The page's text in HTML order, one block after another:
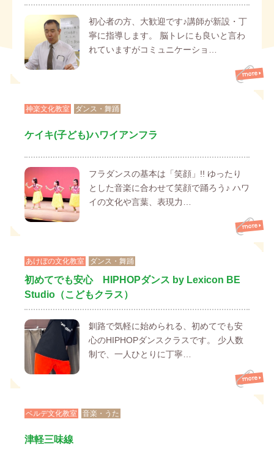
初心者の方、大歓迎です♪講師が新設・丁
寧に指導します。 脳トレにも良いと言わ
れていますがコミュニケーショ…
神楽文化教室 ダンス・舞踊
ケイキ(子ども)ハワイアンフラ
フラダンスの基本は「笑顔」!! ゆったり
とした音楽に合わせて笑顔で踊ろう♪ ハワ
イの文化や言葉、表現力…
あけぼの文化教室 ダンス・舞踊
初めてでも安心 HIPHOPダンス by Lexicon BE
Studio（こどもクラス）
釧路で気軽に始められる、初めてでも安
心のHIPHOPダンスクラスです。 少人数
制で、一人ひとりに丁寧…
ベルデ文化教室 音楽・うた
津軽三味線